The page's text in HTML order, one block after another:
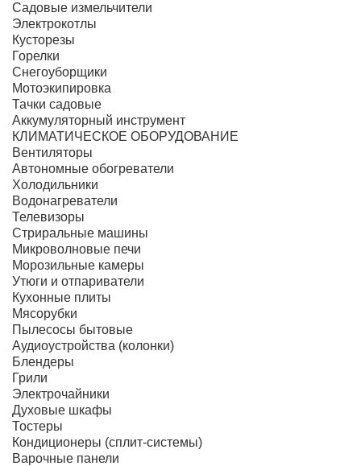
Садовые измельчители
Электрокотлы
Кусторезы
Горелки
Снегоуборщики
Мотоэкипировка
Тачки садовые
Аккумуляторный инструмент
КЛИМАТИЧЕСКОЕ ОБОРУДОВАНИЕ
Вентиляторы
Автономные обогреватели
Холодильники
Водонагреватели
Телевизоры
Стриральные машины
Микроволновые печи
Морозильные камеры
Утюги и отпариватели
Кухонные плиты
Мясорубки
Пылесосы бытовые
Аудиоустройства (колонки)
Блендеры
Грили
Электрочайники
Духовые шкафы
Тостеры
Кондиционеры (сплит-системы)
Варочные панели